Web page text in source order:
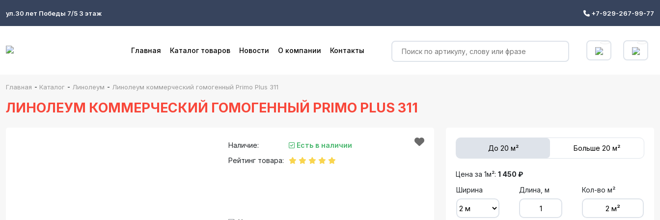
ул.30 лет Победы 7/5 3 этаж +7-929-267-99-77
Главная Каталог товаров Новости О компании Контакты
Главная - Каталог - Линолеум - Линолеум коммерческий гомогенный Primo Plus 311
ЛИНОЛЕУМ КОММЕРЧЕСКИЙ ГОМОГЕННЫЙ PRIMO PLUS 311
Наличие:
Есть в наличии
Рейтинг товара:
До 20 м² Больше 20 м²
Цена за 1м²: 1 450 ₽
Ширина
Длина, м Кол-во м²